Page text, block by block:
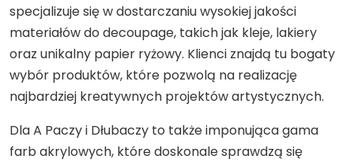
specjalizuje się w dostarczaniu wysokiej jakości
materiałów do decoupage, takich jak kleje, lakiery
oraz unikalny papier ryżowy. Klienci znajdą tu bogaty
wybór produktów, które pozwolą na realizację
najbardziej kreatywnych projektów artystycznych.
Dla A Paczy i Dłubaczy to także imponująca gama
farb akrylowych, które doskonale sprawdzą się